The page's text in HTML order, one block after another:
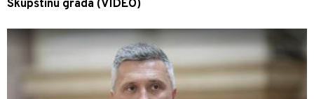
Skupštinu grada (VIDEO)